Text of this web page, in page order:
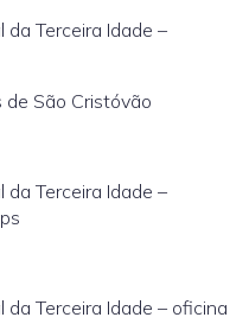
da Terceira Idade –
de São Cristóvão
da Terceira Idade –
da Terceira Idade – oficina